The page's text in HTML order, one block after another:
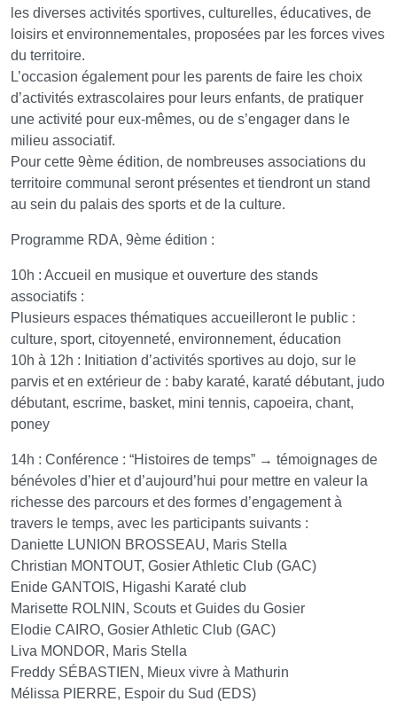
les diverses activités sportives, culturelles, éducatives, de
loisirs et environnementales, proposées par les forces vives
du territoire.
L’occasion également pour les parents de faire les choix
d’activités extrascolaires pour leurs enfants, de pratiquer
une activité pour eux-mêmes, ou de s’engager dans le
milieu associatif.
Pour cette 9ème édition, de nombreuses associations du
territoire communal seront présentes et tiendront un stand
au sein du palais des sports et de la culture.
Programme RDA, 9ème édition :
10h : Accueil en musique et ouverture des stands
associatifs :
Plusieurs espaces thématiques accueilleront le public :
culture, sport, citoyenneté, environnement, éducation
10h à 12h : Initiation d’activités sportives au dojo, sur le
parvis et en extérieur de : baby karaté, karaté débutant, judo
débutant, escrime, basket, mini tennis, capoeira, chant,
poney
14h : Conférence : “Histoires de temps” → témoignages de
bénévoles d’hier et d’aujourd’hui pour mettre en valeur la
richesse des parcours et des formes d’engagement à
travers le temps, avec les participants suivants :
Daniette LUNION BROSSEAU, Maris Stella
Christian MONTOUT, Gosier Athletic Club (GAC)
Enide GANTOIS, Higashi Karaté club
Marisette ROLNIN, Scouts et Guides du Gosier
Elodie CAIRO, Gosier Athletic Club (GAC)
Liva MONDOR, Maris Stella
Freddy SÉBASTIEN, Mieux vivre à Mathurin
Mélissa PIERRE, Espoir du Sud (EDS)